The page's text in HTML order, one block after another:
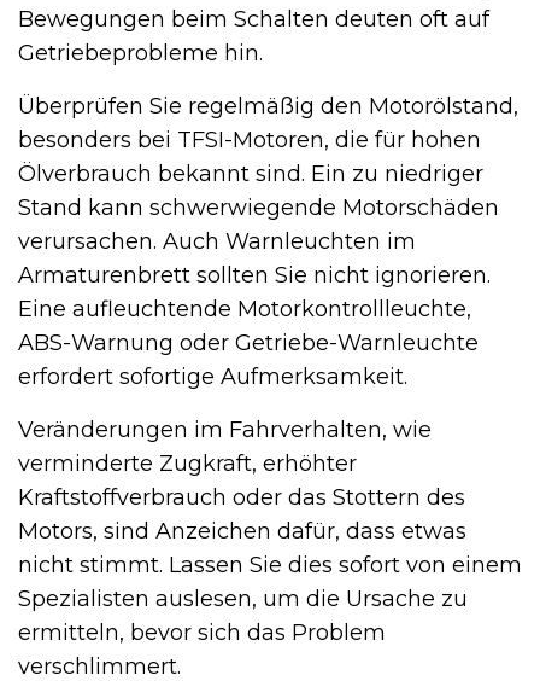
Bewegungen beim Schalten deuten oft auf
Getriebeprobleme hin.
Überprüfen Sie regelmäßig den Motorölstand,
besonders bei TFSI-Motoren, die für hohen
Ölverbrauch bekannt sind. Ein zu niedriger
Stand kann schwerwiegende Motorschäden
verursachen. Auch Warnleuchten im
Armaturenbrett sollten Sie nicht ignorieren.
Eine aufleuchtende Motorkontrollleuchte,
ABS-Warnung oder Getriebe-Warnleuchte
erfordert sofortige Aufmerksamkeit.
Veränderungen im Fahrverhalten, wie
verminderte Zugkraft, erhöhter
Kraftstoffverbrauch oder das Stottern des
Motors, sind Anzeichen dafür, dass etwas
nicht stimmt. Lassen Sie dies sofort von einem
Spezialisten auslesen, um die Ursache zu
ermitteln, bevor sich das Problem
verschlimmert.